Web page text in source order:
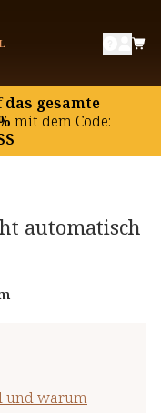
das gesamte
mit dem Code:
automatisch
und warum
und warum